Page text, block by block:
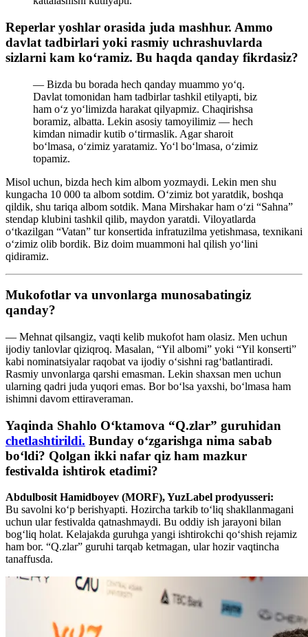
Reperlar yoshlar orasida juda mashhur. Ammo
davlat tadbirlari yoki rasmiy uchrashuvlarda
sizlarni kam ko‘ramiz. Bu haqda qanday fikrdasiz?
— Bizda bu borada hech qanday muammo yo‘q.
Davlat tomonidan ham tadbirlar tashkil etilyapti, biz
ham o‘z yo‘limizda harakat qilyapmiz. Chaqirishsa
boramiz, albatta. Lekin asosiy tamoyilimiz — hech
kimdan nimadir kutib o‘tirmaslik. Agar sharoit
bo‘lmasa, o‘zimiz yaratamiz. Yo‘l bo‘lmasa, o‘zimiz
topamiz.
Misol uchun, bizda hech kim albom yozmaydi. Lekin men shu
kungacha 10 000 ta albom sotdim. O‘zimiz bot yaratdik, boshqa
qildik, shu tariqa albom sotdik. Mana Mirshakar ham o‘zi “Sahna”
stendap klubini tashkil qilib, maydon yaratdi. Viloyatlarda
o‘tkazilgan “Vatan” tur konsertida infratuzilma yetishmasa, texnikani
o‘zimiz olib bordik. Biz doim muammoni hal qilish yo‘lini
qidiramiz.
Mukofotlar va unvonlarga munosabatingiz
qanday?
— Mehnat qilsangiz, vaqti kelib mukofot ham olasiz. Men uchun
ijodiy tanlovlar qiziqroq. Masalan, “Yil albomi” yoki “Yil konserti”
kabi nominatsiyalar raqobat va ijodiy o‘sishni rag‘batlantiradi.
Rasmiy unvonlarga qarshi emasman. Lekin shaxsan men uchun
ularning qadri juda yuqori emas. Bor bo‘lsa yaxshi, bo‘lmasa ham
ishimni davom ettiraveraman.
Yaqinda Shahlo O‘ktamova “Q.zlar” guruhidan
chetlashtirildi. Bunday o‘zgarishga nima sabab
bo‘ldi? Qolgan ikki nafar qiz ham mazkur
festivalda ishtirok etadimi?
Abdulbosit Hamidboyev (MORF), YuzLabel prodyusseri:
Bu savolni ko‘p berishyapti. Hozircha tarkib to‘liq shakllanmagani
uchun ular festivalda qatnashmaydi. Bu oddiy ish jarayoni bilan
bog‘liq holat. Kelajakda guruhga yangi ishtirokchi qo‘shish rejamiz
ham bor. “Q.zlar” guruhi tarqab ketmagan, ular hozir vaqtincha
tanaffusda.